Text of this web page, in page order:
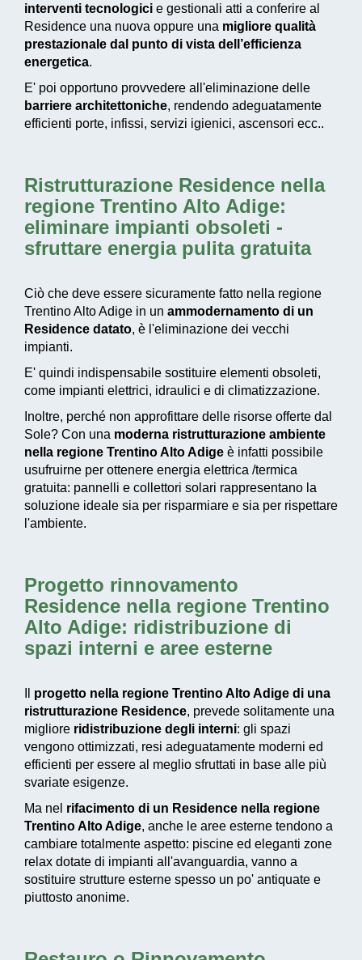
interventi tecnologici e gestionali atti a conferire al
Residence una nuova oppure una migliore qualità
prestazionale dal punto di vista dell’efficienza
energetica.
E' poi opportuno provvedere all'eliminazione delle
barriere architettoniche, rendendo adeguatamente
efficienti porte, infissi, servizi igienici, ascensori ecc..
Ristrutturazione Residence nella
regione Trentino Alto Adige:
eliminare impianti obsoleti -
sfruttare energia pulita gratuita
Ciò che deve essere sicuramente fatto nella regione
Trentino Alto Adige in un ammodernamento di un
Residence datato, è l'eliminazione dei vecchi
impianti.
E' quindi indispensabile sostituire elementi obsoleti,
come impianti elettrici, idraulici e di climatizzazione.
Inoltre, perché non approfittare delle risorse offerte dal
Sole? Con una moderna ristrutturazione ambiente
nella regione Trentino Alto Adige è infatti possibile
usufruirne per ottenere energia elettrica /termica
gratuita: pannelli e collettori solari rappresentano la
soluzione ideale sia per risparmiare e sia per rispettare
l'ambiente.
Progetto rinnovamento
Residence nella regione Trentino
Alto Adige: ridistribuzione di
spazi interni e aree esterne
progetto nella regione Trentino Alto Adige di una
ristrutturazione Residence, prevede solitamente una
migliore ridistribuzione degli interni: gli spazi
vengono ottimizzati, resi adeguatamente moderni ed
efficienti per essere al meglio sfruttati in base alle più
svariate esigenze.
Ma nel rifacimento di un Residence nella regione
Trentino Alto Adige, anche le aree esterne tendono a
cambiare totalmente aspetto: piscine ed eleganti zone
relax dotate di impianti all'avanguardia, vanno a
sostituire strutture esterne spesso un po' antiquate e
piuttosto anonime.